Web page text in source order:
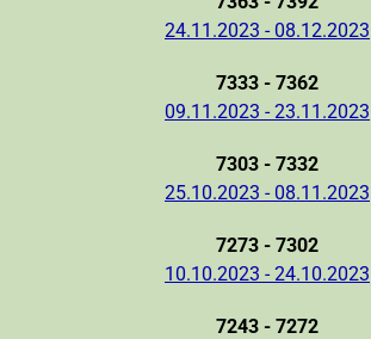
24.11.2023 - 08.12.2023
7333 - 7362
09.11.2023 - 23.11.2023
7303 - 7332
25.10.2023 - 08.11.2023
7273 - 7302
10.10.2023 - 24.10.2023
7243 - 7272